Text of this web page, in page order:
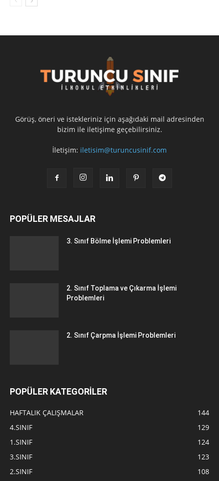
Görüş, öneri ve istekleriniz için aşağıdaki mail adresinden
bizim ile iletişime geçebilirsiniz.
İletişim: iletisim@turuncusinif.com
POPÜLER MESAJLAR
3. Sınıf Bölme İşlemi Problemleri
2. Sınıf Toplama ve Çıkarma İşlemi
Problemleri
2. Sınıf Çarpma İşlemi Problemleri
POPÜLER KATEGORİLER
HAFTALIK ÇALIŞMALAR
144
4.SINIF
129
1.SINIF
124
3.SINIF
123
2.SINIF
108